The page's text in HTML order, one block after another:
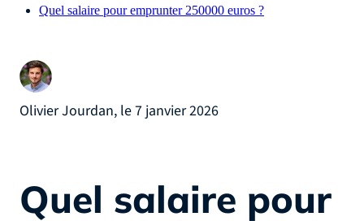
Quel salaire pour emprunter 250000 euros ?
Olivier Jourdan, le 7 janvier 2026
Quel salaire pour